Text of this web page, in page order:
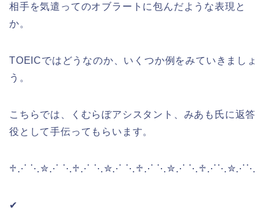
相手を気遣ってのオブラートに包んだような表現と
か。
TOEICではどうなのか、いくつか例をみていきましょ
う。
こちらでは、くむらぼアシスタント、みあも氏に返答
役として手伝ってもらいます。
♱⋰ ⋱✮⋰ ⋱♱⋰ ⋱✮⋰ ⋱♱⋰ ⋱✮⋰ ⋱♱⋰⋱✮⋰⋱
✔